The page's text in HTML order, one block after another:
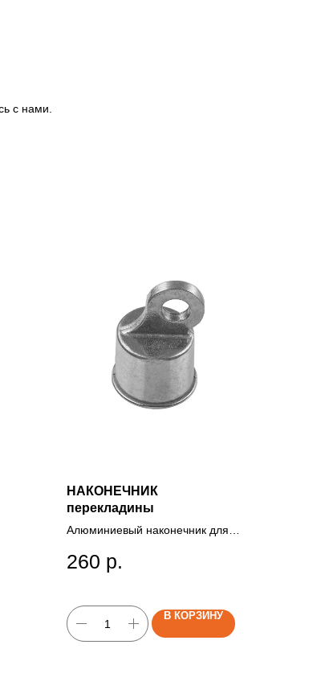
с нами.
НАКОНЕЧНИК
перекладины
Алюминиевый наконечник для
перекладины каркаса забора,
конечный элемент для
опорный столб.
260 р.
В КОРЗИНУ